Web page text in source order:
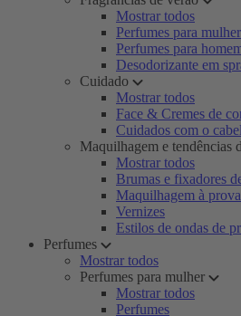
Mostrar todos
Perfumes para mulher
Perfumes para
Desodorizante em
Cuidado
Mostrar todos
Face & Cremes de
Cuidados com o
Maquilhagem e tendências
Mostrar todos
Brumas e fixadores
Maquilhagem à
Vernizes
Estilos de ondas de
Perfumes
Mostrar todos
Perfumes para mulher
Mostrar todos
Perfumes